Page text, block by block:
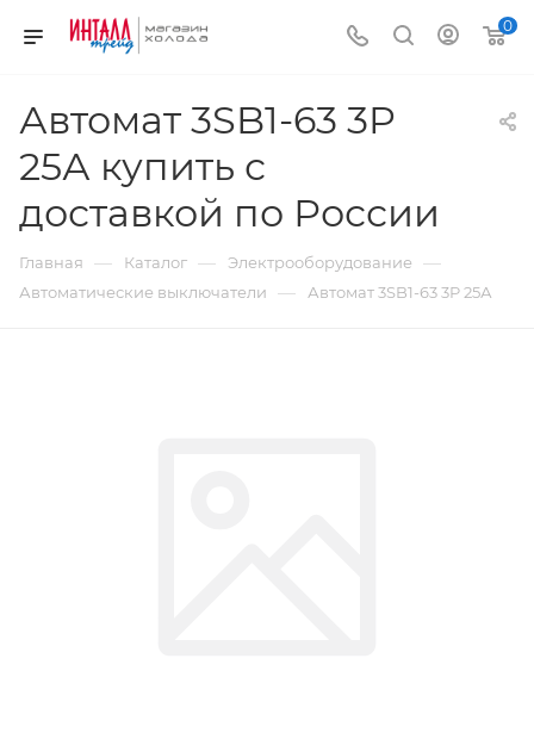
0
Автомат 3SB1-63 3P
25А купить с
доставкой по России
Главная — Каталог — Электрооборудование —
Автоматические выключатели — Автомат 3SB1-63 3P 25А